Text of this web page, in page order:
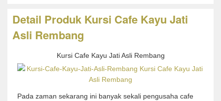
Detail Produk Kursi Cafe Kayu Jati
Asli Rembang
Kursi Cafe Kayu Jati Asli Rembang
Pada zaman sekarang ini banyak sekali pengusaha cafe